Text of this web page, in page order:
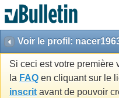
Voir le profil:
Si ceci est votre première
la FAQ en cliquant sur le
inscrit avant de pouvoir